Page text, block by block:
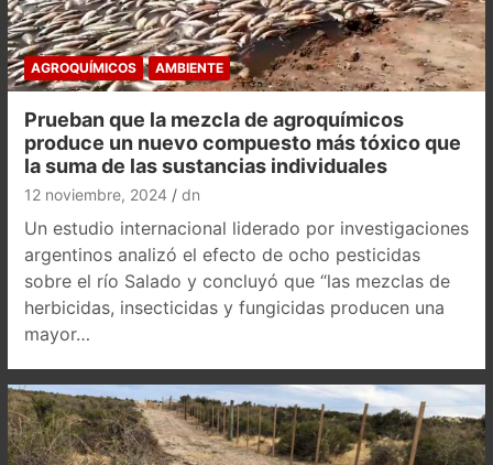
AGROQUÍMICOS AMBIENTE
Prueban que la mezcla de agroquímicos
produce un nuevo compuesto más tóxico que
la suma de las sustancias individuales
12 noviembre, 2024 dn
Un estudio internacional liderado por investigaciones
argentinos analizó el efecto de ocho pesticidas
sobre el río Salado y concluyó que “las mezclas de
herbicidas, insecticidas y fungicidas producen una
mayor…